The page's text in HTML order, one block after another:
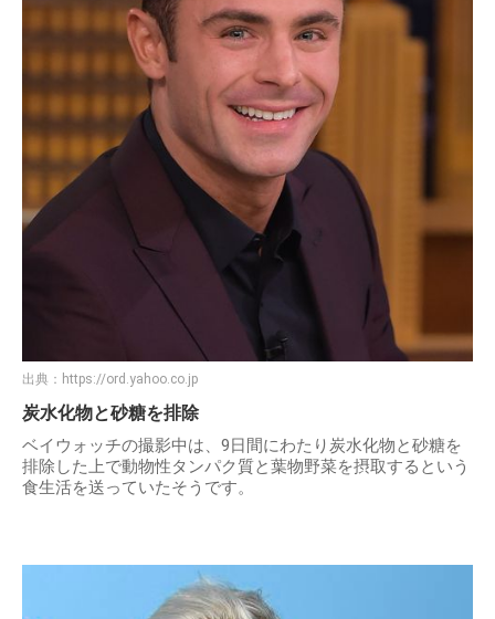
出典： https://ord.yahoo.co.jp
炭水化物と砂糖を排除
ベイウォッチの撮影中は、9日間にわたり炭水化物と砂糖を
排除した上で動物性タンパク質と葉物野菜を摂取するという
食生活を送っていたそうです。